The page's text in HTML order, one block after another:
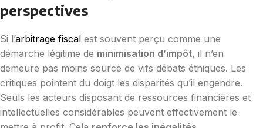
perspectives
Si l’arbitrage fiscal est souvent perçu comme une
démarche légitime de minimisation d’impôt, il n’en
demeure pas moins source de vifs débats éthiques. Les
critiques pointent du doigt les disparités qu’il engendre.
Seuls les acteurs disposant de ressources financières et
intellectuelles considérables peuvent effectivement le